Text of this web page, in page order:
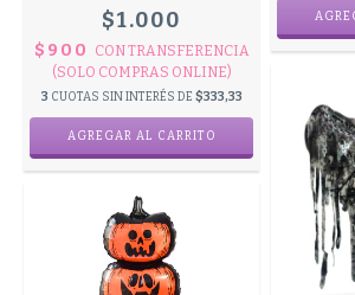
$1.000
$900 CONTRANSFERENCIA
(SOLO COMPRAS ONLINE)
3 CUOTAS SIN INTERÉS DE $333,33